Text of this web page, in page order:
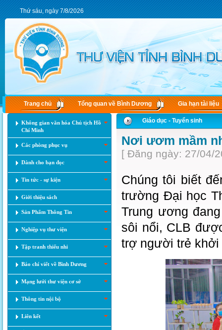
Thứ sáu, ngày 7/8/2026
Trang chủ Tổng quan về Bình Dương Gia hạn tài liệu
Không gian văn hóa Chủ tịch Hồ
Chí Minh
Các phòng phục vụ
Dành cho bạn đọc
Tin tức - sự kiện
Giới thiệu sách
Sản Phẩm Thông Tin
Nghiệp vụ thư viện
Tập tranh thiếu nhi
Báo chí viết về Bình Dương
Mạng lưới thư viện cơ sở
Thông tin nội bộ
Liên kết
Giáo dục - Tuyển sinh
Nơi ươm mầm
[ Đăng ngày: 27/04/
Chúng tôi biết
trường Đại học
Trung ương
sôi nổi, CLB
trợ người trẻ khởi